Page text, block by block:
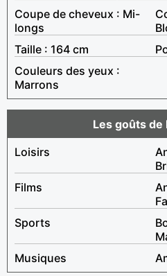
Coupe de cheveux : Mi-
longs
Taille : 164 cm
Couleurs des yeux :
Marrons
Les goûts de
Loisirs
Films
Sports
Musiques